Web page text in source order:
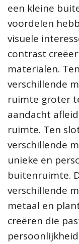
een kleine
voordelen
visuele
contrast
materialen.
verschillende
ruimte groter
aandacht
ruimte. Ten
verschillende
unieke en
buitenruimte.
verschillende
metaal en
creëren die